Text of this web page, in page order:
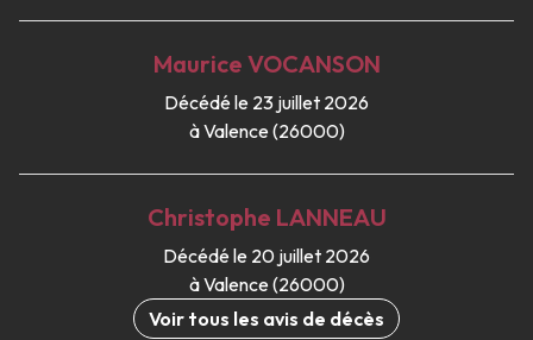
Maurice VOCANSON
Décédé le 23 juillet 2026
à Valence (26000)
Christophe LANNEAU
Décédé le 20 juillet 2026
à Valence (26000)
Voir tous les avis de décès